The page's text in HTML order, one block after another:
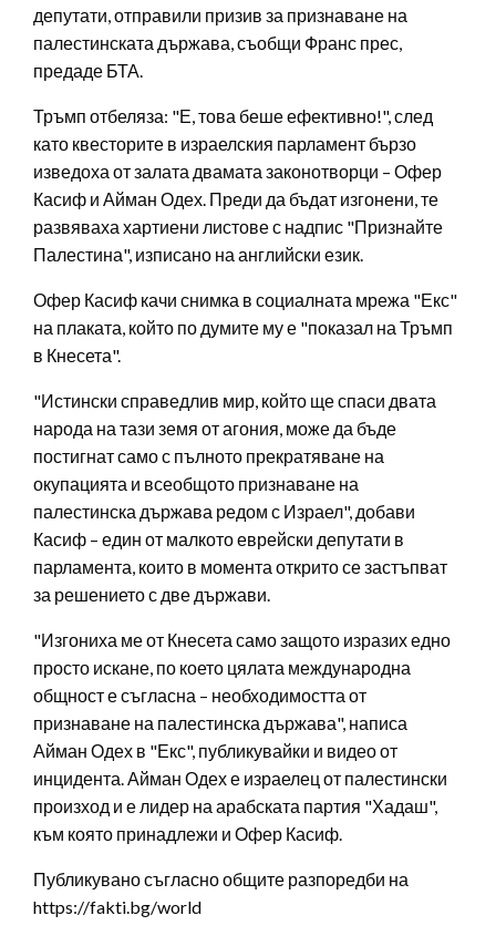
депутати, отправили призив за признаване на
палестинската държава, съобщи Франс прес,
предаде БТА.
Тръмп отбеляза: "Е, това беше ефективно!", след
като квесторите в израелския парламент бързо
изведоха от залата двамата законотворци – Офер
Касиф и Айман Одех. Преди да бъдат изгонени, те
развяваха хартиени листове с надпис "Признайте
Палестина", изписано на английски език.
Офер Касиф качи снимка в социалната мрежа "Екс"
на плаката, който по думите му е "показал на Тръмп
в Кнесета".
"Истински справедлив мир, който ще спаси двата
народа на тази земя от агония, може да бъде
постигнат само с пълното прекратяване на
окупацията и всеобщото признаване на
палестинска държава редом с Израел", добави
Касиф – един от малкото еврейски депутати в
парламента, които в момента открито се застъпват
за решението с две държави.
"Изгониха ме от Кнесета само защото изразих едно
просто искане, по което цялата международна
общност е съгласна – необходимостта от
признаване на палестинска държава", написа
Айман Одех в "Екс", публикувайки и видео от
инцидента. Айман Одех е израелец от палестински
произход и е лидер на арабската партия "Хадаш",
към която принадлежи и Офер Касиф.
Публикувано съгласно общите разпоредби на
https://fakti.bg/world